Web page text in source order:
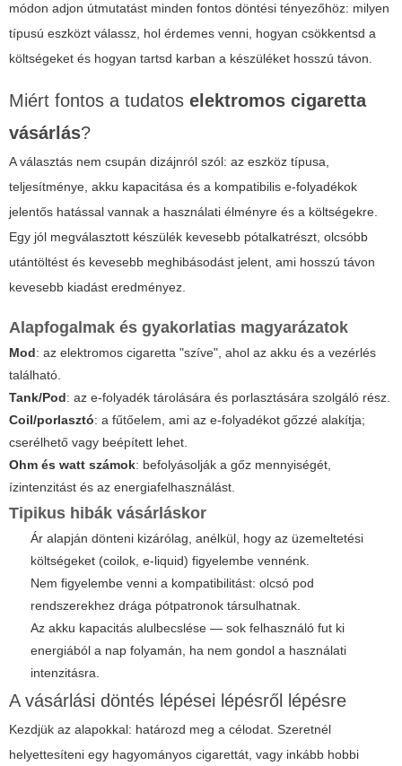
módon adjon útmutatást minden fontos döntési tényezőhöz: milyen
típusú eszközt válassz, hol érdemes venni, hogyan csökkentsd a
költségeket és hogyan tartsd karban a készüléket hosszú távon.
Miért fontos a tudatos elektromos cigaretta
vásárlás?
A választás nem csupán dizájnról szól: az eszköz típusa,
teljesítménye, akku kapacitása és a kompatibilis e-folyadékok
jelentős hatással vannak a használati élményre és a költségekre.
Egy jól megválasztott készülék kevesebb pótalkatrészt, olcsóbb
utántöltést és kevesebb meghibásodást jelent, ami hosszú távon
kevesebb kiadást eredményez.
Alapfogalmak és gyakorlatias magyarázatok
Mod: az elektromos cigaretta "szíve", ahol az akku és a vezérlés
található.
Tank/Pod: az e-folyadék tárolására és porlasztására szolgáló rész.
Coil/porlasztó: a fűtőelem, ami az e-folyadékot gőzzé alakítja;
cserélhető vagy beépített lehet.
Ohm és watt számok: befolyásolják a gőz mennyiségét,
ízintenzitást és az energiafelhasználást.
Tipikus hibák vásárláskor
Ár alapján dönteni kizárólag, anélkül, hogy az üzemeltetési
költségeket (coilok, e-liquid) figyelembe vennénk.
Nem figyelembe venni a kompatibilitást: olcsó pod
rendszerekhez drága pótpatronok társulhatnak.
Az akku kapacitás alulbecslése — sok felhasználó fut ki
energiából a nap folyamán, ha nem gondol a használati
intenzitásra.
A vásárlási döntés lépései lépésről lépésre
Kezdjük az alapokkal: határozd meg a célodat. Szeretnél
helyettesíteni egy hagyományos cigarettát, vagy inkább hobbi